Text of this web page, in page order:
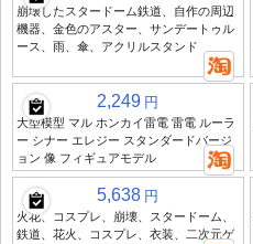
崩壊したスタードーム鉄道、自作の周辺
機器、金色のアスター、サンデートゥル
ース、雨、傘、アクリルスタンド
2,249 円
大型模型 マル ホンカイ雷電 雷電 ルーラ
ー シナー エレジー スタンダードバージ
ョン 像 フィギュアモデル
5,638 円
火花、コスプレ、崩壊、スタードーム、
鉄道、花火、コスプレ、衣装、二次元ゲ